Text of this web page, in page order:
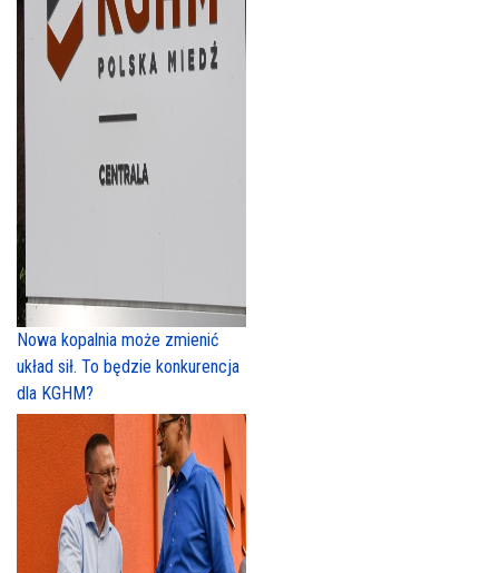
Nowa kopalnia może zmienić
układ sił. To będzie konkurencja
dla KGHM?